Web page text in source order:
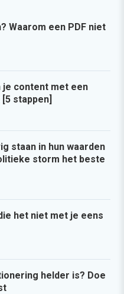
Waarom een PDF niet
je content met een
stappen]
staan in hun waarden
storm het beste
het niet met je eens
helder is? Doe